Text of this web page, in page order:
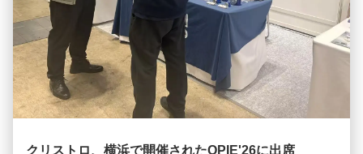
クリストロ、横浜で開催されたOPIE'26に出席